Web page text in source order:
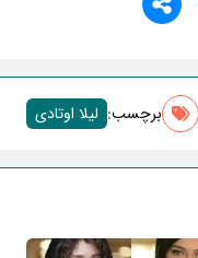
برچسب‌: لیلا اوتادی